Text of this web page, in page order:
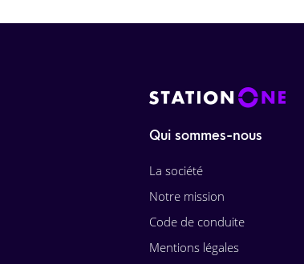
Qui sommes-nous
La société
Notre mission
Code de conduite
Mentions légales